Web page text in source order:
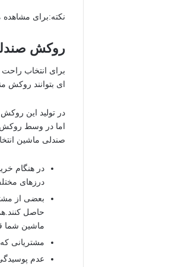
نکته:برای مشاهده
روکش
برای انتخاب
ای بتوانند روکش
در تولید این
اما در وسط
صندلی ماشین
در هنگام
درزهای
بعضی از
حاصل
ماشین شما
مشتریانی
عدم